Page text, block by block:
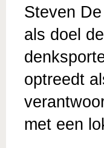
Steven
als doel
optreedt
met een